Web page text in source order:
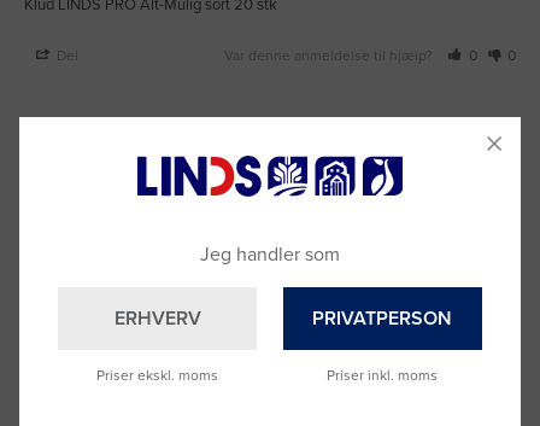
Klud LINDS PRO Alt-Mulig sort 20 stk
Del Var denne anmeldelse til hjælp? 0 0
Jeg handler som
ERHVERV
Priser ekskl. moms
PRIVATPERSON
Priser inkl. moms